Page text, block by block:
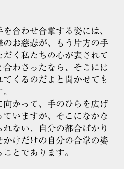
合わせ合掌する姿には、
のお慈悲が、もう片方の手
だく私たちの心が表されて
合わさったなら、そこには
くるのだよと聞かせても
かって、手のひらを広げ
ていますが、そこになかな
ない、自分の都合ばかり
かけだけの自分の合掌の姿
とであります。